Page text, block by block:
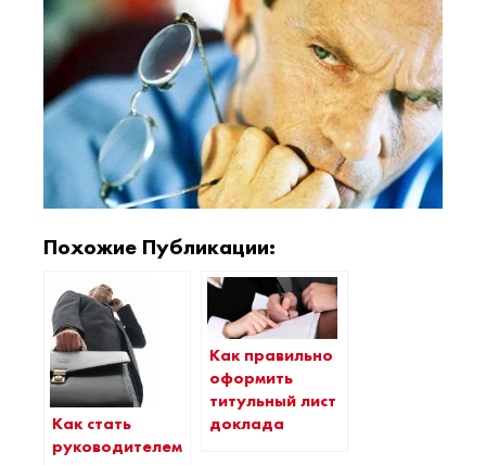
Похожие Публикации:
Как стать
руководителем?
Как правильно
оформить
титульный лист
доклада